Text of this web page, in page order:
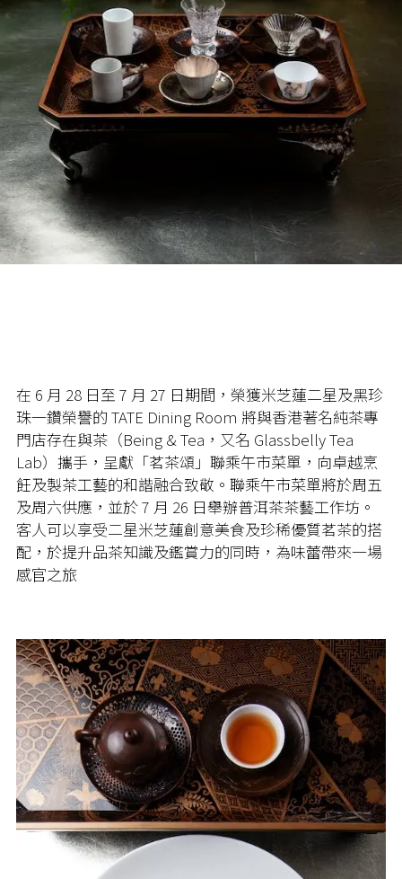
在 6 月 28 日至 7 月 27 日期間，榮獲米芝蓮二星及黑珍
珠一鑽榮譽的 TATE Dining Room 將與香港著名純茶專
門店存在與茶（Being & Tea ，又名 Glassbelly Tea
Lab）攜手，呈獻「茗茶頌」聯乘午市菜單，向卓越烹
飪及製茶工藝的和諧融合致敬。聯乘午市菜單將於周五
及周六供應，並於7 月 26 日舉辦普洱茶茶藝工作坊。
客人可以享受二星米芝蓮創意美食及珍稀優質茗茶的搭
配，於提升品茶知識及鑑賞力的同時，為味蕾帶來一場
感官之旅